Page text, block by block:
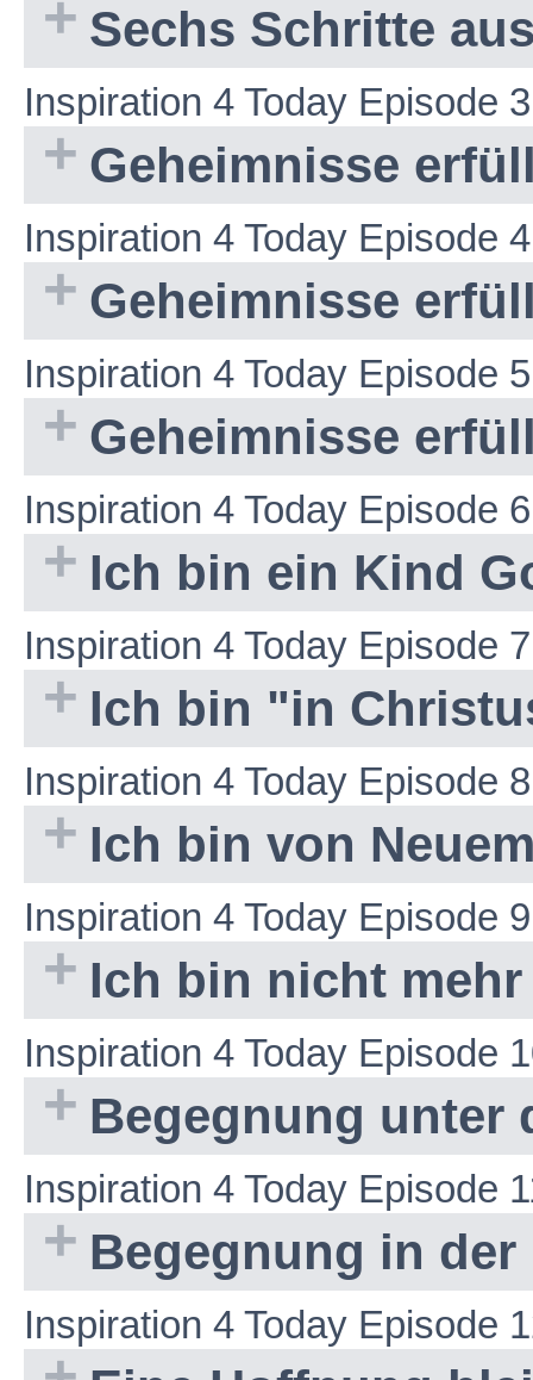
Sechs Schritte
Inspiration 4 Today Episode 3
Geheimnisse
Inspiration 4 Today Episode 4
Geheimnisse
Inspiration 4 Today Episode 5
Geheimnisse
Inspiration 4 Today Episode 6
Ich bin ein Kind
Inspiration 4 Today Episode 7
Ich bin "in
Inspiration 4 Today Episode 8
Ich bin von
Inspiration 4 Today Episode 9
Ich bin nicht
Inspiration 4 Today Episode
Begegnung unter
Inspiration 4 Today Episode
Begegnung in
Inspiration 4 Today Episode